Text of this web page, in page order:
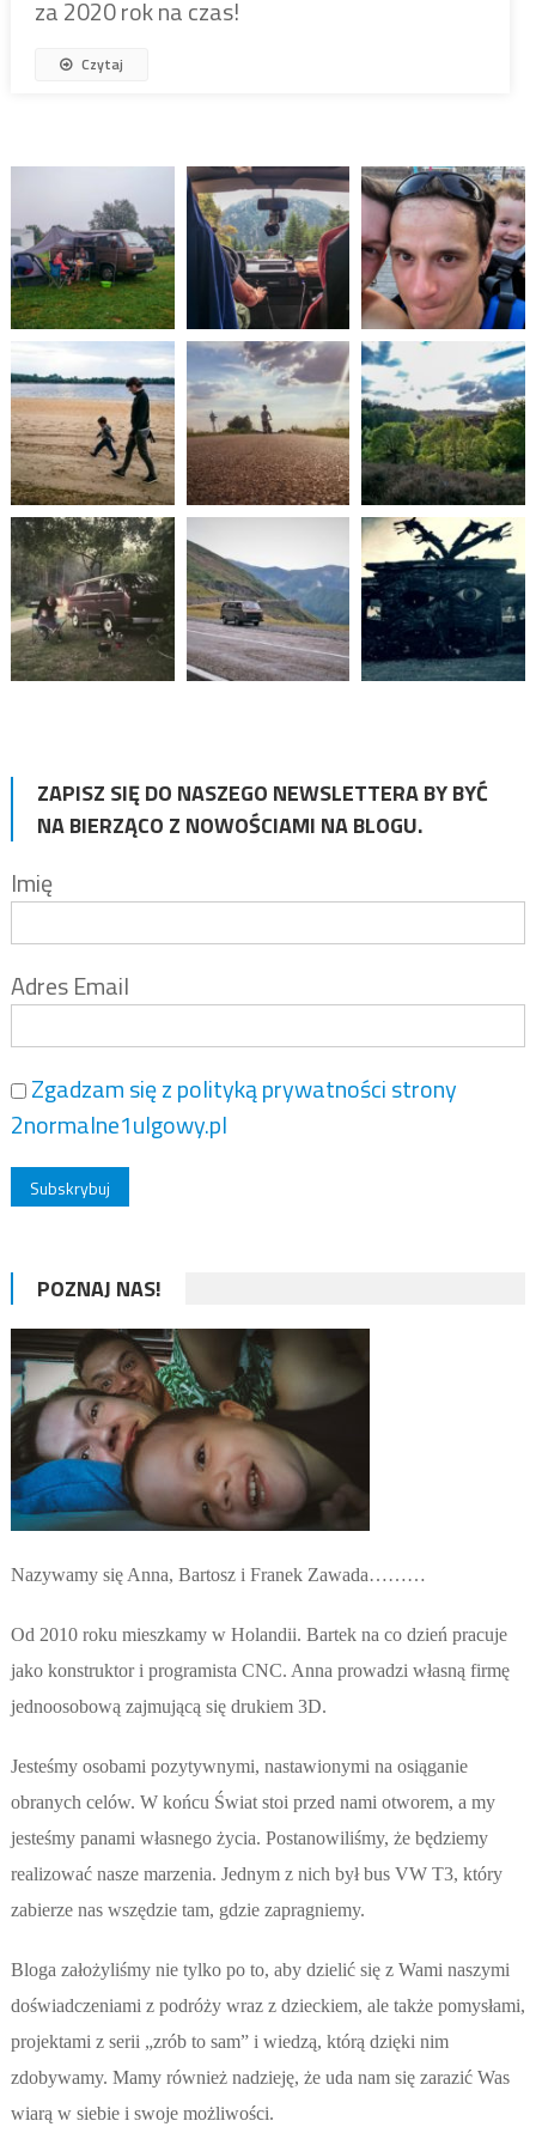
za 2020 rok na czas!
Czytaj
ZAPISZ SIĘ DO NASZEGO NEWSLETTERA BY BYĆ
NA BIERZĄCO Z NOWOŚCIAMI NA BLOGU.
Imię
Adres Email
Zgadzam się z polityką prywatności strony
2normalne1ulgowy.pl
POZNAJ NAS!
Nazywamy się Anna, Bartosz i Franek Zawada………
Od 2010 roku mieszkamy w Holandii. Bartek na co dzień pracuje
jako konstruktor i programista CNC. Anna prowadzi własną firmę
jednoosobową zajmującą się drukiem 3D.
Jesteśmy osobami pozytywnymi, nastawionymi na osiąganie
obranych celów. W końcu Świat stoi przed nami otworem, a my
jesteśmy panami własnego życia. Postanowiliśmy, że będziemy
realizować nasze marzenia. Jednym z nich był bus VW T3, który
zabierze nas wszędzie tam, gdzie zapragniemy.
Bloga założyliśmy nie tylko po to, aby dzielić się z Wami naszymi
doświadczeniami z podróży wraz z dzieckiem, ale także pomysłami,
projektami z serii „zrób to sam” i wiedzą, którą dzięki nim
zdobywamy. Mamy również nadzieję, że uda nam się zarazić Was
wiarą w siebie i swoje możliwości.